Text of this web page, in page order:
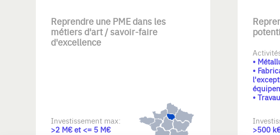
Reprendre une PME dans les
métiers d'art / savoir-faire
d'excellence
Investissement max:
>2 M€ et <= 5 M€
•
•
•
>500